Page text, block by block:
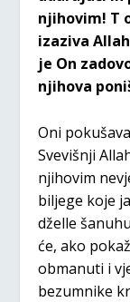
njihovim! T
izaziva
je On
njihova
Oni
Svevišnji
njihovim
biljege koje
dželle
će, ako
obmanuti i
bezumnike